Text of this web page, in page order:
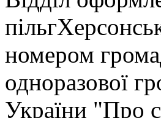
номером
одноразової
України "Про